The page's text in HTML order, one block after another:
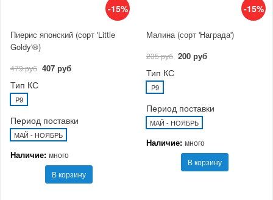
-15%
Пиерис японский (сорт 'Little
Goldy'®)
479 руб 407 руб
Тип КС
P9
Период поставки
МАЙ - НОЯБРЬ
Наличие: много
В корзину
-15%
Малина (сорт 'Награда')
235 руб 200 руб
Тип КС
P9
Период поставки
МАЙ - НОЯБРЬ
Наличие: много
В корзину